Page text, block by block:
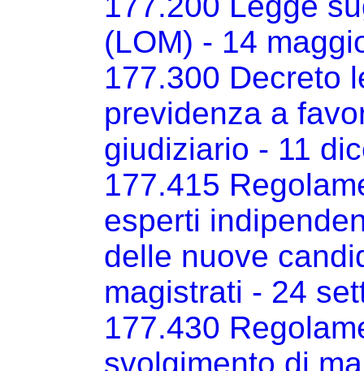
(LOM) - 14
177.300 Decreto
previdenza a
giudiziario - 11
177.415
esperti
delle nuove
magistrati - 24
177.430
svolgimento di